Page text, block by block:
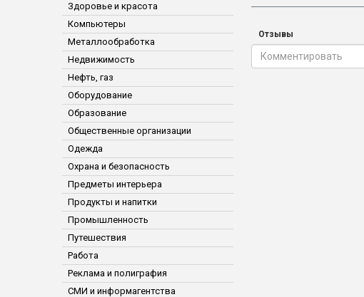
Здоровье и красота
Компьютеры
Металлообработка
Недвижимость
Нефть, газ
Оборудование
Образование
Общественные организации
Одежда
Охрана и безопасность
Предметы интерьера
Продукты и напитки
Промышленность
Путешествия
Работа
Реклама и полиграфия
СМИ и информагентства
Отзывы